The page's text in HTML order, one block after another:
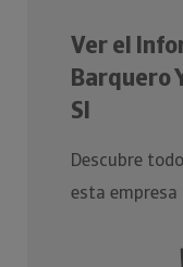
Ver el
Barquero
Sl
Descubre
esta